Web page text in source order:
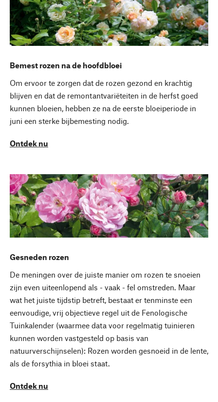
Bemest rozen na de hoofdbloei
Om ervoor te zorgen dat de rozen gezond en krachtig
blijven en dat de remontantvariëteiten in de herfst goed
kunnen bloeien, hebben ze na de eerste bloeiperiode in
juni een sterke bijbemesting nodig.
Ontdek nu
Gesneden rozen
De meningen over de juiste manier om rozen te snoeien
zijn even uiteenlopend als - vaak - fel omstreden. Maar
wat het juiste tijdstip betreft, bestaat er tenminste een
eenvoudige, vrij objectieve regel uit de Fenologische
Tuinkalender (waarmee data voor regelmatig tuinieren
kunnen worden vastgesteld op basis van
natuurverschijnselen): Rozen worden gesnoeid in de lente,
als de forsythia in bloei staat.
Ontdek nu